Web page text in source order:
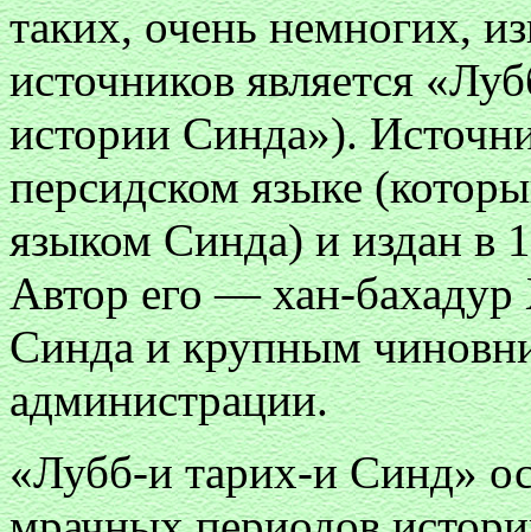
таких, очень немногих,
источников является
истории Синда»).
персидском языке
языком Синда) и издан в
Автор его — хан-
Синда и крупным
администрации.
«Лубб-и тарих-и Синд»